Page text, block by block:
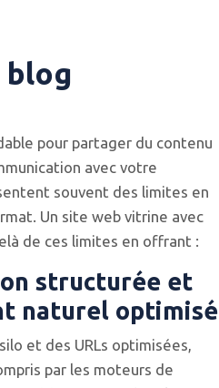
blog
pour partager du contenu
avec votre
souvent des limites en
Un site web vitrine avec
de ces limites en offrant :
structurée et
naturel optimisé
et des URLs optimisées,
par les moteurs de